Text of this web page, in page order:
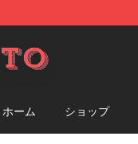
ホーム ショップ